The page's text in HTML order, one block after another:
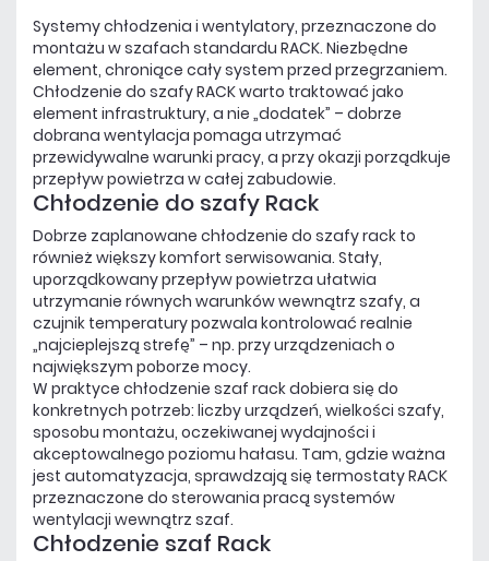
Systemy chłodzenia i wentylatory, przeznaczone do
montażu w szafach standardu RACK. Niezbędne
element, chroniące cały system przed przegrzaniem.
Chłodzenie do szafy RACK warto traktować jako
element infrastruktury, a nie „dodatek” – dobrze
dobrana wentylacja pomaga utrzymać
przewidywalne warunki pracy, a przy okazji porządkuje
przepływ powietrza w całej zabudowie.
Chłodzenie do szafy Rack
Dobrze zaplanowane chłodzenie do szafy rack to
również większy komfort serwisowania. Stały,
uporządkowany przepływ powietrza ułatwia
utrzymanie równych warunków wewnątrz szafy, a
czujnik temperatury pozwala kontrolować realnie
„najcieplejszą strefę” – np. przy urządzeniach o
największym poborze mocy.
W praktyce chłodzenie szaf rack dobiera się do
konkretnych potrzeb: liczby urządzeń, wielkości szafy,
sposobu montażu, oczekiwanej wydajności i
akceptowalnego poziomu hałasu. Tam, gdzie ważna
jest automatyzacja, sprawdzają się termostaty RACK
przeznaczone do sterowania pracą systemów
wentylacji wewnątrz szaf.
Chłodzenie szaf Rack